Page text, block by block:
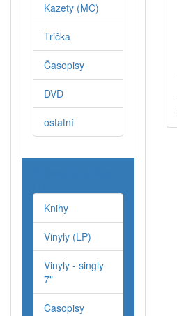
Kazety (MC)
Trička
Časopisy
DVD
ostatní
Knihy
Vinyly (LP)
Vinyly - singly
7"
Časopisy